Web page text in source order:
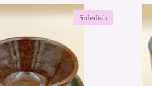
Sidedish